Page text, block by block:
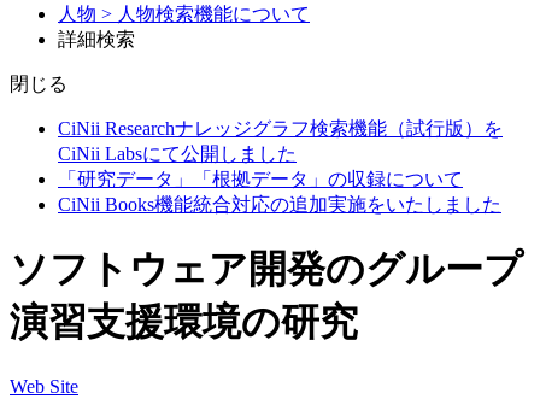
人物 > 人物検索機能について
詳細検索
閉じる
CiNii Researchナレッジグラフ検索機能（試行版）を
CiNii Labsにて公開しました
「研究データ」「根拠データ」の収録について
CiNii Books機能統合対応の追加実施をいたしました
ソフトウェア開発のグループ
演習支援環境の研究
Web Site